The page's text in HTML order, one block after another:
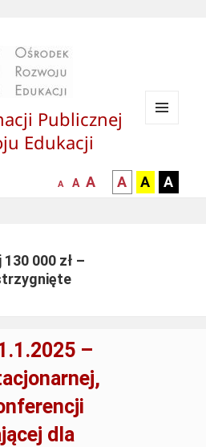
Publicznej
Edukacji
mniejsza
A
normalna
A
większa-
czcionka
A
kontrast
czarny
A
kontrast
czarny
A
żółty
A
000 zł –
–
dla